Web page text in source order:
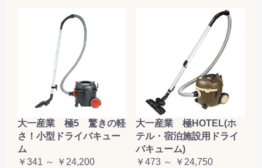
大一産業 極5 驚きの軽
さ！小型ドライバキュー
ム
￥341 ～ ￥24,200
大一産業 極HOTEL(ホ
テル・宿泊施設用ドライ
バキューム)
￥473 ～ ￥24,750